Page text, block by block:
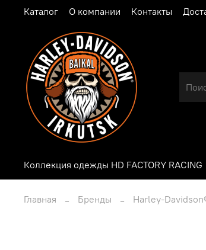
Каталог О компании Контакты
Коллекция одежды HD FACTORY RACING
Главная Бренды Harley-